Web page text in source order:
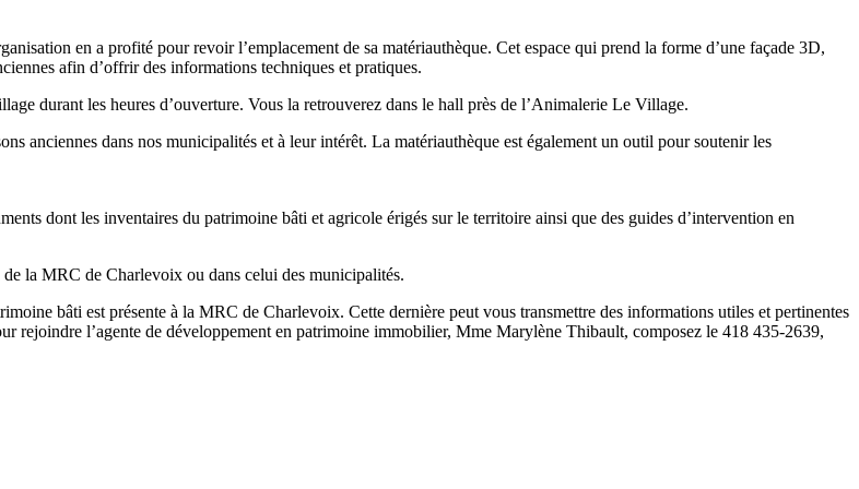
en a profité pour revoir l’emplacement de sa matériauthèque. Cet espace qui prend la forme d’une façade 3D,
afin d’offrir des informations techniques et pratiques.
durant les heures d’ouverture. Vous la retrouverez dans le hall près de l’Animalerie Le Village.
anciennes dans nos municipalités et à leur intérêt. La matériauthèque est également un outil pour soutenir les
dont les inventaires du patrimoine bâti et agricole érigés sur le territoire ainsi que des guides d’intervention en
la MRC de Charlevoix ou dans celui des municipalités.
bâti est présente à la MRC de Charlevoix. Cette dernière peut vous transmettre des informations utiles et pertinentes
rejoindre l’agente de développement en patrimoine immobilier, Mme Marylène Thibault, composez le 418 435-2639,